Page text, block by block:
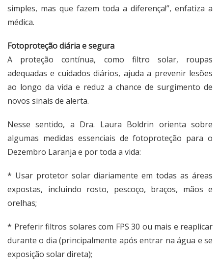
simples, mas que fazem toda a diferença!”, enfatiza a
médica.
Fotoproteção diária e segura
A proteção contínua, como filtro solar, roupas
adequadas e cuidados diários, ajuda a prevenir lesões
ao longo da vida e reduz a chance de surgimento de
novos sinais de alerta.
Nesse sentido, a Dra. Laura Boldrin orienta sobre
algumas medidas essenciais de fotoproteção para o
Dezembro Laranja e por toda a vida:
* Usar protetor solar diariamente em todas as áreas
expostas, incluindo rosto, pescoço, braços, mãos e
orelhas;
* Preferir filtros solares com FPS 30 ou mais e reaplicar
durante o dia (principalmente após entrar na água e se
exposição solar direta);